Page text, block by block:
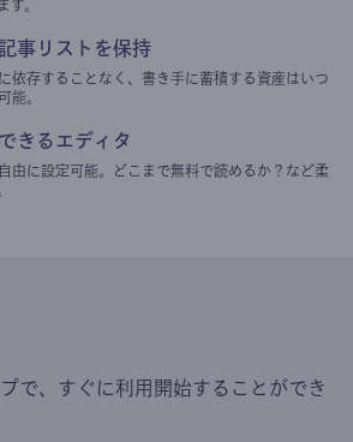
す。
事リストを保持
依存することなく、書き手に蓄積する資産はいつ
能。
きるエディタ
由に設定可能。どこまで無料で読めるか？など柔
で、すぐに利用開始することができ